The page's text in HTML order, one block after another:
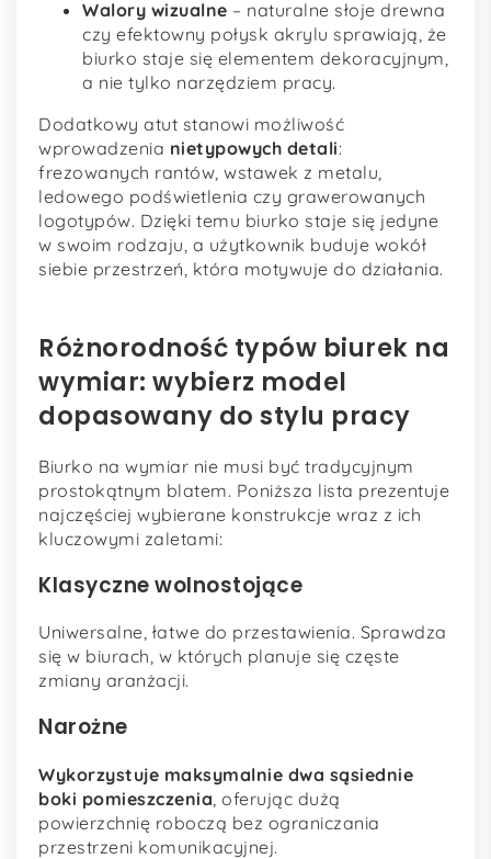
Walory wizualne – naturalne słoje drewna
czy efektowny połysk akrylu sprawiają, że
biurko staje się elementem dekoracyjnym,
a nie tylko narzędziem pracy.
Dodatkowy atut stanowi możliwość
wprowadzenia nietypowych detali:
frezowanych rantów, wstawek z metalu,
ledowego podświetlenia czy grawerowanych
logotypów. Dzięki temu biurko staje się jedyne
w swoim rodzaju, a użytkownik buduje wokół
siebie przestrzeń, która motywuje do działania.
Różnorodność typów biurek na
wymiar: wybierz model
dopasowany do stylu pracy
Biurko na wymiar nie musi być tradycyjnym
prostokątnym blatem. Poniższa lista prezentuje
najczęściej wybierane konstrukcje wraz z ich
kluczowymi zaletami:
Klasyczne wolnostojące
Uniwersalne, łatwe do przestawienia. Sprawdza
się w biurach, w których planuje się częste
zmiany aranżacji.
Narożne
Wykorzystuje maksymalnie dwa sąsiednie
boki pomieszczenia , oferując dużą
powierzchnię roboczą bez ograniczania
przestrzeni komunikacyjnej.